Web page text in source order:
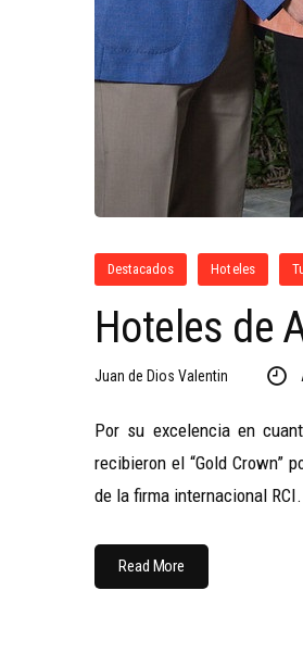
Destacados Hoteles
Hoteles de
Juan de Dios Valentin
Por su excelencia en
recibieron el “Gold Crown”
de la firma internacional
Read More